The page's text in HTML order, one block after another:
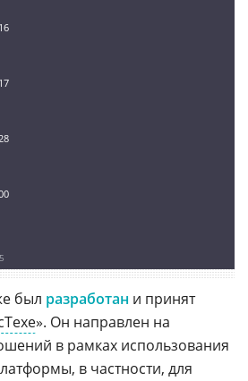
был разработан и принят
». Он направлен на
в рамках использования
в частности, для